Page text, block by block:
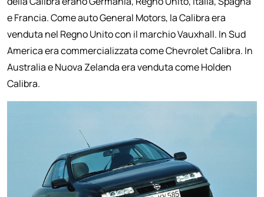
e Francia. Come auto General Motors, la Calibra era
venduta nel Regno Unito con il marchio Vauxhall. In Sud
America era commercializzata come Chevrolet Calibra. In
Australia e Nuova Zelanda era venduta come Holden
Calibra.